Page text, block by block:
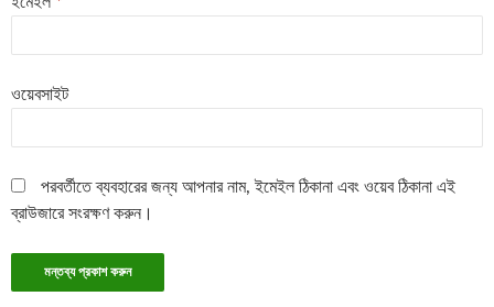
ওয়েবসাইট
পরবর্তীতে ব্যবহারের জন্য আপনার নাম, ইমেইল ঠিকানা এবং ওয়েব ঠিকানা এই
ব্রাউজারে সংরক্ষণ করুন।